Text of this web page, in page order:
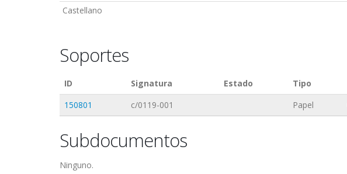
Castellano
Soportes
ID Signatura Estado Tipo
150801
c/0119-001 Papel
Subdocumentos
Ninguno.